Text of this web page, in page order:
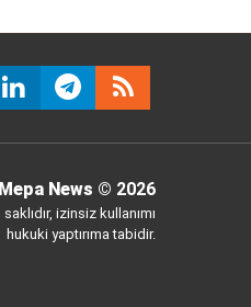
Mepa News © 2026
izinsiz kullanımı
hukuki yaptırıma tabidir.